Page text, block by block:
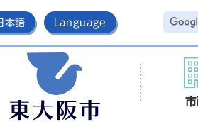
本語 Language